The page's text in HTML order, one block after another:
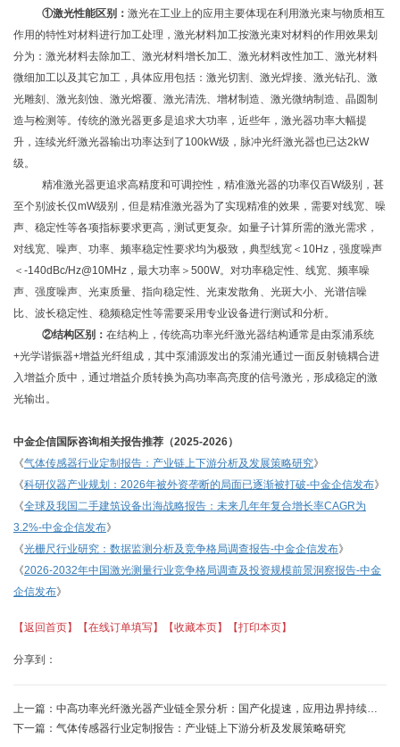
①激光性能区别： 激光在工业上的应用主要体现在利用激光束与物质相互
作用的特性对材料进行加工处理，激光材料加工按激光束对材料的作用效果划
分为：激光材料去除加工、激光材料增长加工、激光材料改性加工、激光材料
微细加工以及其它加工，具体应用包括：激光切割、激光焊接、激光钻孔、激
光雕刻、激光刻蚀、激光熔覆、激光清洗、增材制造、激光微纳制造、晶圆制
造与检测等。传统的激光器更多是追求大功率，近些年，激光器功率大幅提
升，连续光纤激光器输出功率达到了 100kW级，脉冲光纤激光器也已达2kW
级。
精准激光器更追求高精度和可调控性，精准激光器的功率仅百W级别，甚
至个别波长仅mW级别，但是精准激光器为了实现精准的效果，需要对线宽、噪
声、稳定性等各项指标要求更高，测试更复杂。如量子计算所需的激光需求，
对线宽、噪声、功率、频率稳定性要求均为极致，典型线宽＜10Hz，强度噪声
＜-140dBc/Hz@10MHz，最大功率＞500W。对功率稳定性、线宽、频率噪
声、强度噪声、光束质量、指向稳定性、光束发散角、光斑大小、光谱信噪
比、波长稳定性、稳频稳定性等需要采用专业设备进行测试和分析。
②结构区别： 在结构上，传统高功率光纤激光器结构通常是由泵浦系统
+光学谐振器+增益光纤组成，其中泵浦源发出的泵浦光通过一面反射镜耦合进
入增益介质中，通过增益介质转换为高功率高亮度的信号激光，形成稳定的激
光输出。
中金企信国际咨询相关报告推荐（2025-2026）
《气体传感器行业定制报告：产业链上下游分析及发展策略研究》
《科研仪器产业规划： 2026年被外资垄断的局面已逐渐被打破-中金企信发布》
《全球及我国二手建筑设备出海战略报告：未来几年年复合增长率CAGR为
3.2%-中金企信发布》
《光栅尺行业研究：数据监测分析及竞争格局调查报告-中金企信发布》
《2026-2032年中国激光测量行业竞争格局调查及投资规模前景洞察报告-中金
企信发布》
【返回首页】 【在线订单填写】 【收藏本页】 【打印本页】
分享到：
上一篇： 中高功率光纤激光器产业链全景分析：国产化提速，应用边界持续拓宽-中金企信发布
下一篇： 气体传感器行业定制报告：产业链上下游分析及发展策略研究